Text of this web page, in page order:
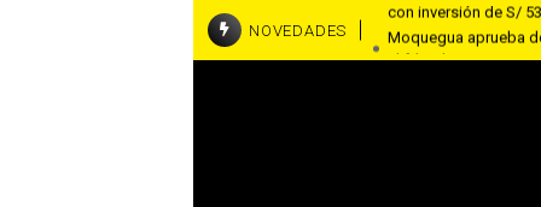
NOVEDADES
Moquegua aprueba
el frío y la
Tacna: detienen a